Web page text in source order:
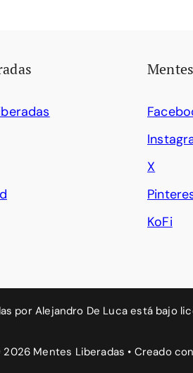
X
KoFi
por Alejandro De Luca está bajo
Mentes Liberadas • Creado con